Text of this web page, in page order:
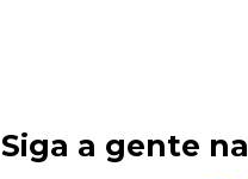
Siga a gente